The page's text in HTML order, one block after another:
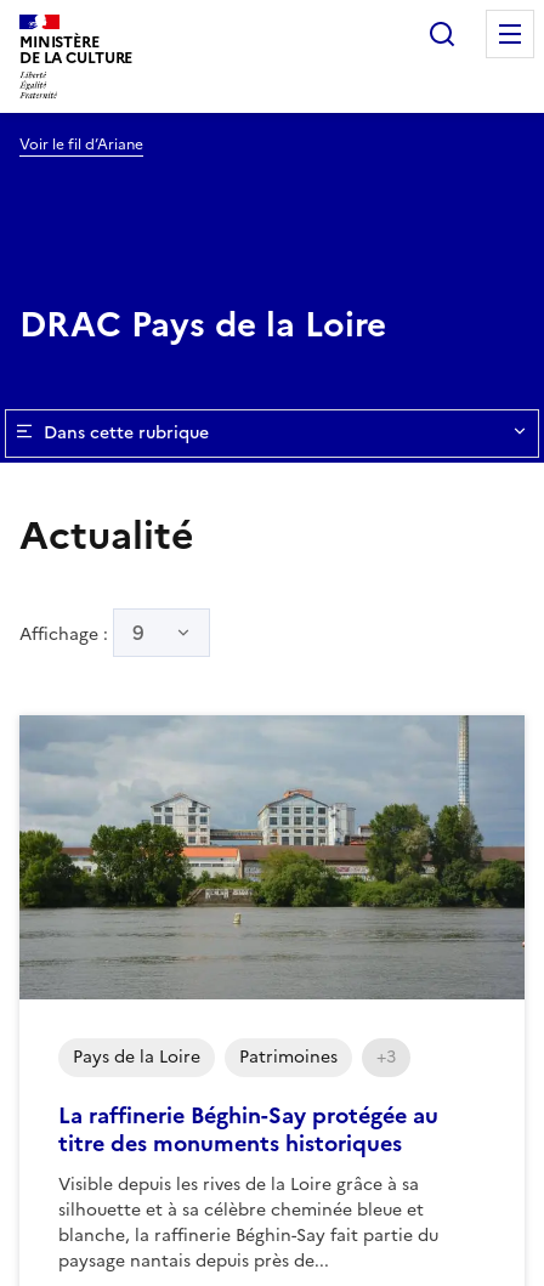
MINISTÈRE
DE LA CULTURE
Voir le fil d’Ariane
DRAC Pays de la Loire
Dans cette rubrique
Actualité
Affichage : 9
La raffinerie Béghin-Say protégée au
titre des monuments historiques
Visible depuis les rives de la Loire grâce à sa
silhouette et à sa célèbre cheminée bleue et
blanche, la raffinerie Béghin-Say fait partie du
paysage nantais depuis près de...
Pays de la Loire Patrimoines +3